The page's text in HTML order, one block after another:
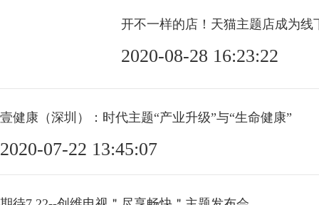
开不一样的店！天猫主题店成为线
2020-08-28 16:23:22
壹健康（深圳）：时代主题“产业升级”与“生命健康”
2020-07-22 13:45:07